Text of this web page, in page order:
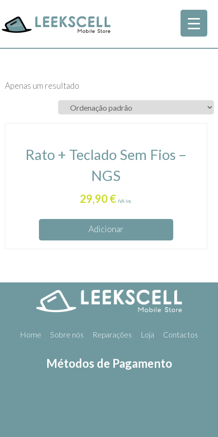
Apenas um resultado
Rato + Teclado Sem Fios –
NGS
29,90€ IVA Inc.
Adicionar
Home Sobre nós Reparações Loja Contactos
Métodos de Pagamento